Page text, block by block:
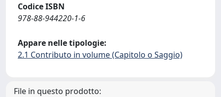
Codice ISBN
978-88-944220-1-6
Appare nelle tipologie:
2.1 Contributo in volume (Capitolo o Saggio)
File in questo prodotto: